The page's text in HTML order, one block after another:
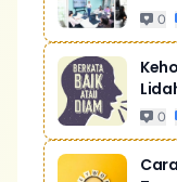
0
0